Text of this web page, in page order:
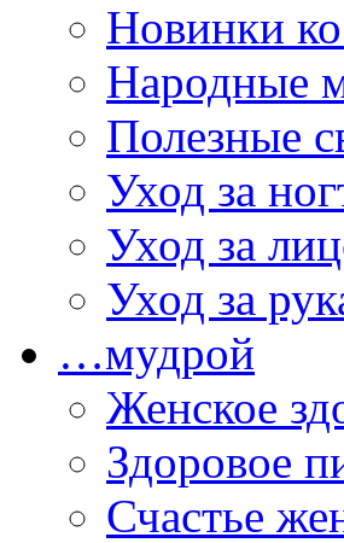
Новинки
Народные
Полезные
Уход за
Уход за
Уход за
…мудрой
Женское
Здоровое
Счастье